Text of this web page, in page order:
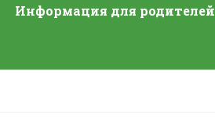
Информация для родителей